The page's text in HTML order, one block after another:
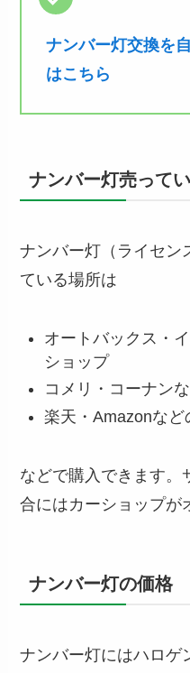
ナンバー灯交換を
はこちら
ナンバー灯売って
ナンバー灯（ライセン
ている場所は
オートバックス・
ショップ
コメリ・コーナン
楽天・Amazonなど
などで購入できます。
合にはカーショップが
ナンバー灯の価格
ナンバー灯にはハロゲ